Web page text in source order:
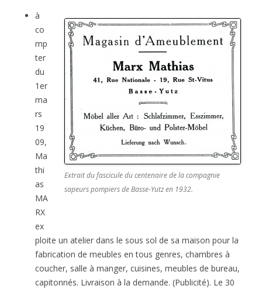
Extrait du fascicule du centenaire de la compagnie
sapeurs pompiers de Basse-Yutz en 1932.
à
co
mp
ter
du
1er
ma
rs
19
09,
Ma
thi
as
MA
RX
ex
ploite un atelier dans le sous sol de sa maison pour la
fabrication de meubles en tous genres, chambres à
coucher, salle à manger, cuisines, meubles de bureau,
capitonnés. Livraison à la demande. (Publicité). Le 30